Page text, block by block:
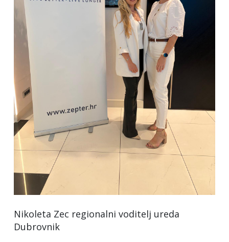
Nikoleta Zec regionalni voditelj ureda
Dubrovnik